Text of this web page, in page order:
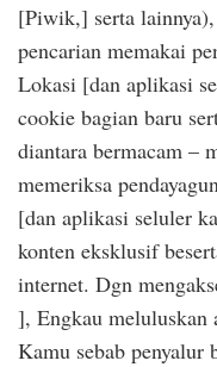
[Piwik,] serta
pencarian memakai
Lokasi [dan aplikasi
cookie bagian baru
diantara bermacam –
memeriksa
[dan aplikasi seluler
konten eksklusif
internet. Dgn
], Engkau meluluskan
Kamu sebab